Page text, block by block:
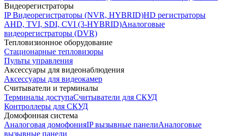
Видеорегистраторы
IP Видеорегистраторы (NVR, HYBRID)HD регистраторы
AHD, TVI, SDI, CVI (3-HYBRID)Аналоговые
видеорегистраторы (DVR)
Тепловизионное оборудование
Стационарные тепловизоры
Пульты управления
Аксессуары для видеонаблюдения
Аксессуары для видеокамер
Считыватели и терминалы
Терминалы доступаСчитыватели для СКУД
Контроллеры для СКУД
Домофонная система
Аналоговая домофонияIP вызывные панелиАналоговые
вызывные панели